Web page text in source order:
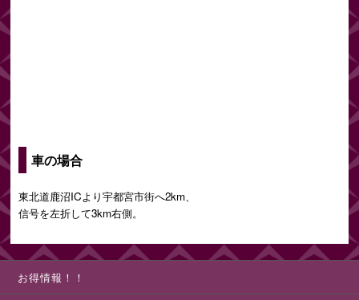
車の場合
東北道鹿沼ICより宇都宮市街へ2km、
信号を左折して3km右側。
お得情報！！